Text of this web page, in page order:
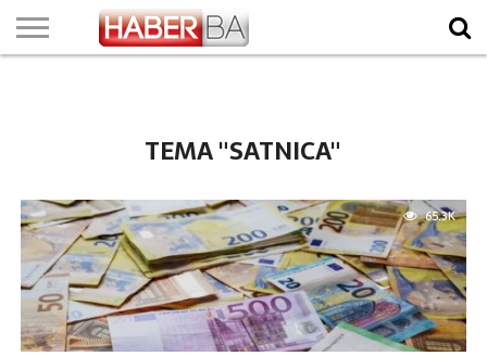
TEMA "SATNICA"
65.3K